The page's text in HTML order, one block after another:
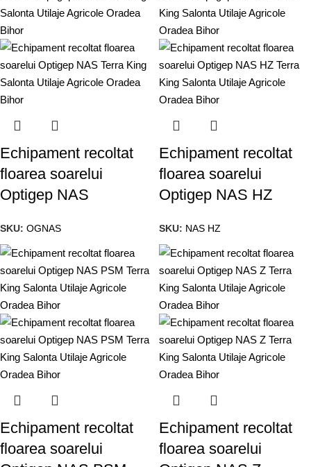
Echipament recoltat
floarea soarelui
Optigep NAS
SKU: OGNAS
Echipament recoltat
floarea soarelui
Optigep NAS HZ
SKU: NAS HZ
Echipament recoltat
floarea soarelui
Echipament recoltat
floarea soarelui